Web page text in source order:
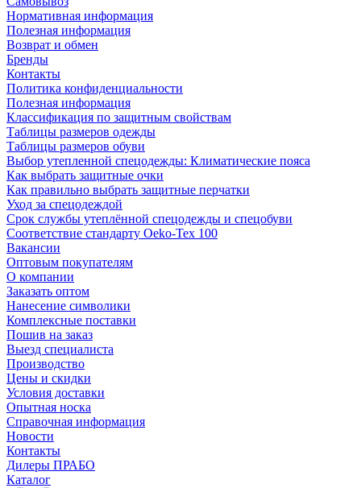
Нормативная информация
Полезная информация
Возврат и обмен
Бренды
Контакты
Политика конфиденциальности
Полезная информация
Классификация по защитным свойствам
Таблицы размеров одежды
Таблицы размеров обуви
Выбор утепленной спецодежды: Климатические пояса
Как выбрать защитные очки
Как правильно выбрать защитные перчатки
Уход за спецодеждой
Срок службы утеплённой спецодежды и спецобуви
Соответствие стандарту Oeko-Tex 100
Вакансии
Оптовым покупателям
О компании
Заказать оптом
Нанесение символики
Комплексные поставки
Пошив на заказ
Выезд специалиста
Производство
Цены и скидки
Условия доставки
Опытная носка
Справочная информация
Новости
Контакты
Дилеры ПРАБО
Каталог